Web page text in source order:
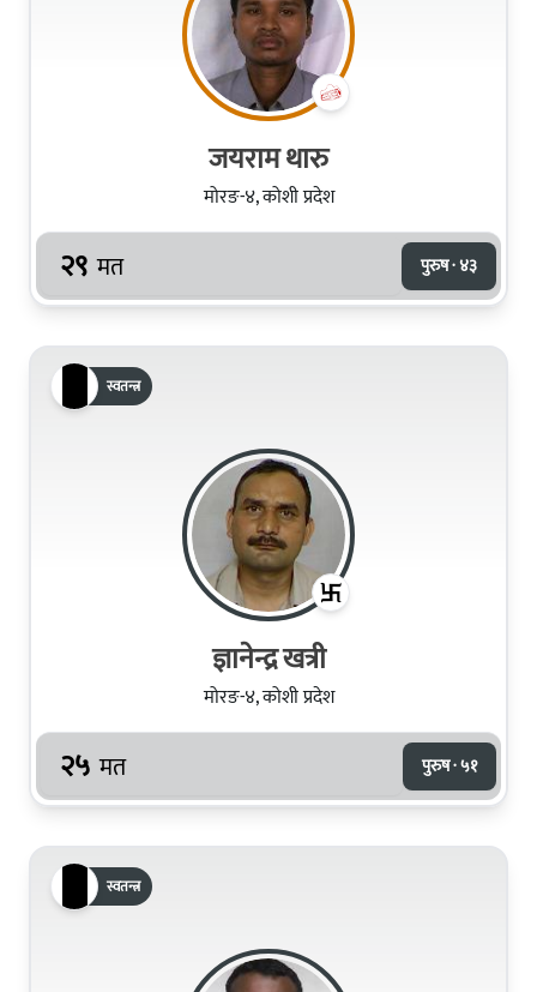
जयराम थारु
मोरङ-४, कोशी प्रदेश
२९ मत पुरुष · ४३
स्वतन्त्र
ज्ञानेन्द्र खत्री
मोरङ-४, कोशी प्रदेश
२५ मत पुरुष · ५१
स्वतन्त्र